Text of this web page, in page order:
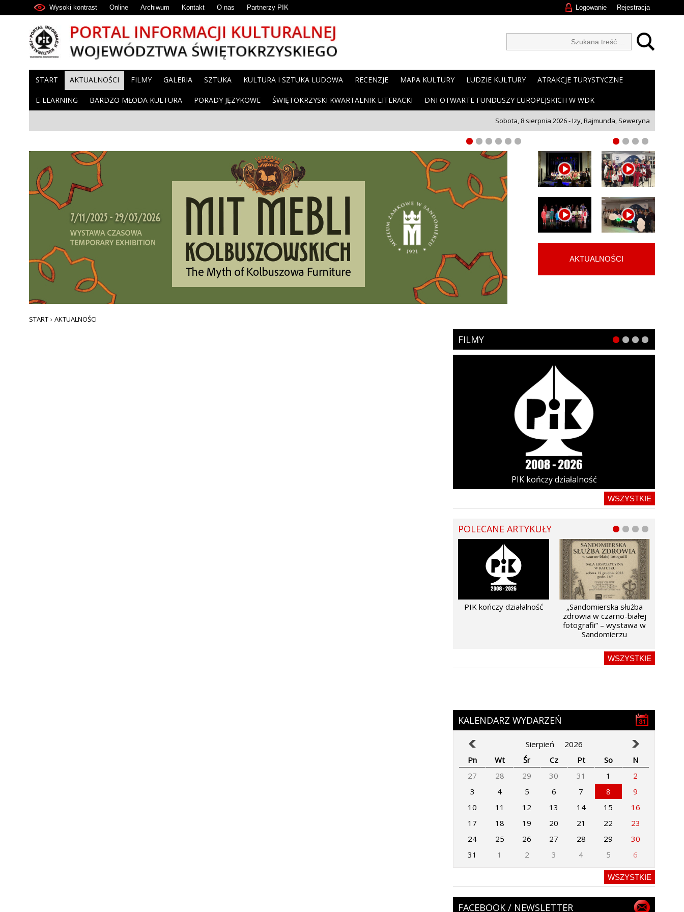
Rejestracja
Logowanie
Wysoki kontrast Online Archiwum Kontakt O nas Partnerzy PIK
START AKTUALNOŚCI FILMY GALERIA SZTUKA KULTURA I SZTUKA LUDOWA RECENZJE MAPA KULTURY LUDZIE KULTURY ATRAKCJE TURYSTYCZNE
E-LEARNING BARDZO MŁODA KULTURA PORADY JĘZYKOWE ŚWIĘTOKRZYSKI KWARTALNIK LITERACKI DNI OTWARTE FUNDUSZY EUROPEJSKICH W WDK
Sobota, 8 sierpnia 2026 - Izy, Rajmunda, Seweryna
AKTUALNOŚCI
START › AKTUALNOŚCI
FILMY
PIK kończy działalność
WSZYSTKIE
POLECANE ARTYKUŁY
PIK kończy działalność
„Sandomierska służba
zdrowia w czarno-białej
fotografii” – wystawa w
Sandomierzu
WSZYSTKIE
KALENDARZ WYDARZEŃ
Sierpień
2026
Pn
Wt Śr Cz Pt So
N
27
28 29 30 31 1
2
3
4 5 6 7 8
9
10
11 12 13 14 15
16
17
18 19 20 21 22
23
24
25 26 27 28 29
30
31
1 2 3 4 5 6
WSZYSTKIE
FACEBOOK / NEWSLETTER